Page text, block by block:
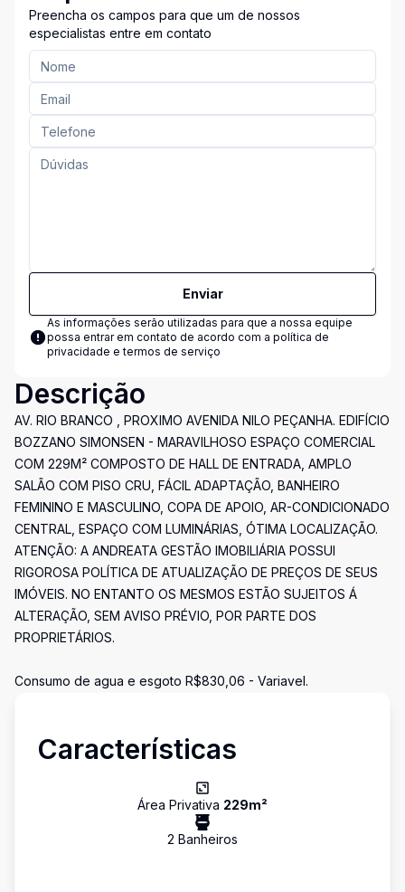
Preencha os campos para que um de nossos
especialistas entre em contato
Enviar
As informações serão utilizadas para que a nossa equipe
possa entrar em contato de acordo com a política de
privacidade e termos de serviço
Descrição
AV. RIO BRANCO , PROXIMO AVENIDA NILO PEÇANHA. EDIFÍCIO
BOZZANO SIMONSEN - MARAVILHOSO ESPAÇO COMERCIAL
COM 229M² COMPOSTO DE HALL DE ENTRADA, AMPLO
SALÃO COM PISO CRU, FÁCIL ADAPTAÇÃO, BANHEIRO
FEMININO E MASCULINO, COPA DE APOIO, AR-CONDICIONADO
CENTRAL, ESPAÇO COM LUMINÁRIAS, ÓTIMA LOCALIZAÇÃO.
ATENÇÃO: A ANDREATA GESTÃO IMOBILIÁRIA POSSUI
RIGOROSA POLÍTICA DE ATUALIZAÇÃO DE PREÇOS DE SEUS
IMÓVEIS. NO ENTANTO OS MESMOS ESTÃO SUJEITOS Á
ALTERAÇÃO, SEM AVISO PRÉVIO, POR PARTE DOS
PROPRIETÁRIOS.
Consumo de agua e esgoto R$830,06 - Variavel.
Características
Área Privativa 229m²
2 Banheiros